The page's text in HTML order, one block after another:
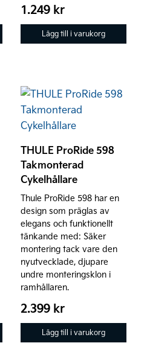
1.249 kr
Lägg till i varukorg
THULE ProRide 598
Takmonterad
Cykelhållare
Thule ProRide 598 har en
design som präglas av
elegans och funktionellt
tänkande med: Säker
montering tack vare den
nyutvecklade, djupare
undre monteringsklon i
ramhållaren.
2.399 kr
Lägg till i varukorg